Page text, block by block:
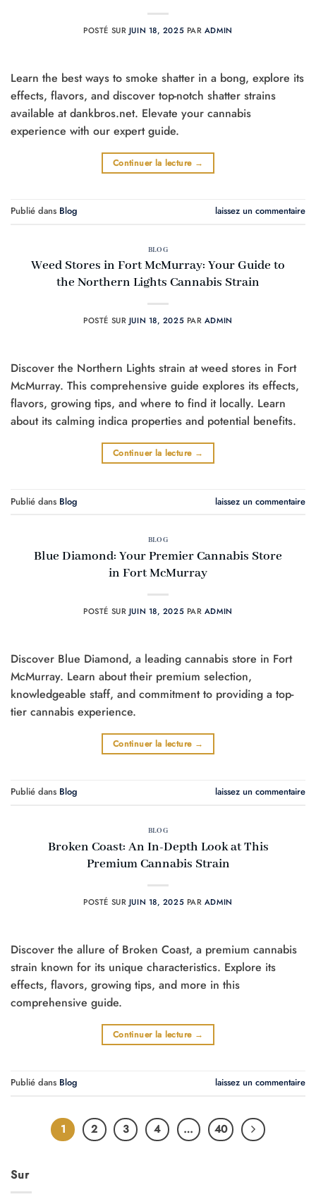
POSTÉ SUR JUIN 18, 2025 PAR ADMIN
Learn the best ways to smoke shatter in a bong, explore its
effects, flavors, and discover top-notch shatter strains
available at dankbros.net. Elevate your cannabis
experience with our expert guide.
Continuer la lecture →
Publié dans Blog laissez un commentaire
BLOG
Weed Stores in Fort McMurray: Your Guide to
the Northern Lights Cannabis Strain
POSTÉ SUR JUIN 18, 2025 PAR ADMIN
Discover the Northern Lights strain at weed stores in Fort
McMurray. This comprehensive guide explores its effects,
flavors, growing tips, and where to find it locally. Learn
about its calming indica properties and potential benefits.
Continuer la lecture →
Publié dans Blog laissez un commentaire
BLOG
Blue Diamond: Your Premier Cannabis Store
in Fort McMurray
POSTÉ SUR JUIN 18, 2025 PAR ADMIN
Discover Blue Diamond, a leading cannabis store in Fort
McMurray. Learn about their premium selection,
knowledgeable staff, and commitment to providing a top-
tier cannabis experience.
Continuer la lecture →
Publié dans Blog laissez un commentaire
BLOG
Broken Coast: An In-Depth Look at This
Premium Cannabis Strain
POSTÉ SUR JUIN 18, 2025 PAR ADMIN
Discover the allure of Broken Coast, a premium cannabis
strain known for its unique characteristics. Explore its
effects, flavors, growing tips, and more in this
comprehensive guide.
Continuer la lecture →
Publié dans Blog laissez un commentaire
1 2 3 4 … 40
Sur